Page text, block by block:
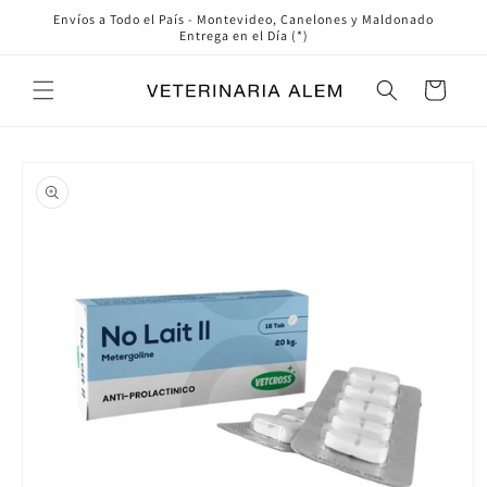
directamente
Envíos a Todo el País - Montevideo, Canelones y Maldonado
Entrega en el Día (*)
Carrito
a la
información